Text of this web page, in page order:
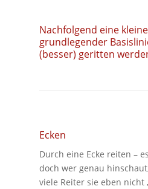
Nachfolgend eine
grundlegender
(besser) geritten
Ecken
Durch eine Ecke reiten –
doch wer genau
viele Reiter sie eben nicht